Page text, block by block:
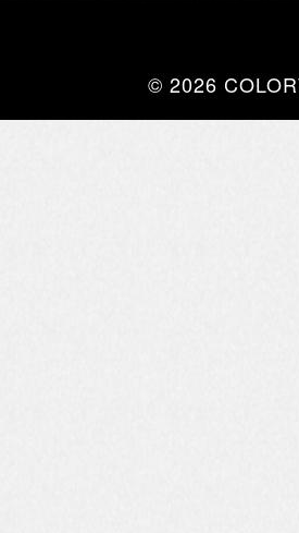
© 2026